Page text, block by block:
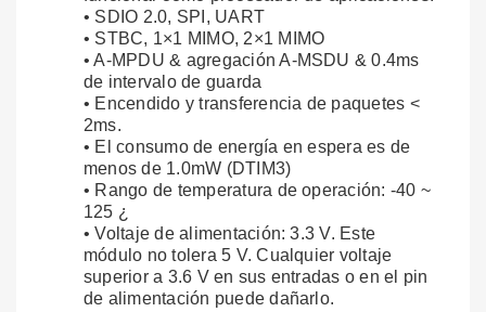
• SDIO 2.0, SPI, UART
• STBC, 1×1 MIMO, 2×1 MIMO
• A-MPDU & agregación A-MSDU & 0.4ms
de intervalo de guarda
• Encendido y transferencia de paquetes <
2ms.
• El consumo de energía en espera es de
menos de 1.0mW (DTIM3)
• Rango de temperatura de operación: -40 ~
125 ¿
• Voltaje de alimentación: 3.3 V. Este
módulo no tolera 5 V. Cualquier voltaje
superior a 3.6 V en sus entradas o en el pin
de alimentación puede dañarlo.